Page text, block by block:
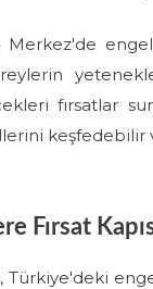
Merkez'de
fırsatlar
keşfedebilir
Fırsat
Türkiye'deki